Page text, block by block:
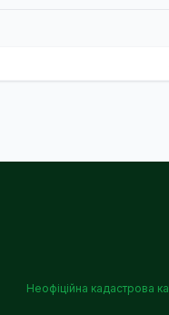
Неофіційна кадастрова